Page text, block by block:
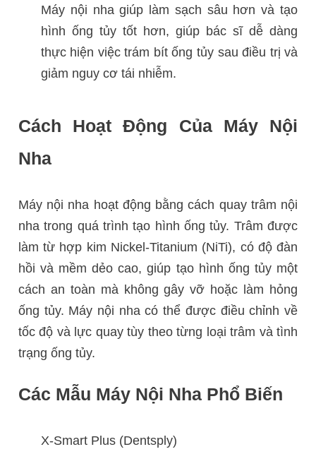
Máy nội nha giúp làm sạch sâu hơn và tạo
hình ống tủy tốt hơn, giúp bác sĩ dễ dàng
thực hiện việc trám bít ống tủy sau điều trị và
giảm nguy cơ tái nhiễm.
Cách Hoạt Động Của Máy Nội
Nha
Máy nội nha hoạt động bằng cách quay trâm nội
nha trong quá trình tạo hình ống tủy. Trâm được
làm từ hợp kim Nickel-Titanium (NiTi), có độ đàn
hồi và mềm dẻo cao, giúp tạo hình ống tủy một
cách an toàn mà không gây vỡ hoặc làm hỏng
ống tủy. Máy nội nha có thể được điều chỉnh về
tốc độ và lực quay tùy theo từng loại trâm và tình
trạng ống tủy.
Các Mẫu Máy Nội Nha Phổ Biến
X-Smart Plus (Dentsply)